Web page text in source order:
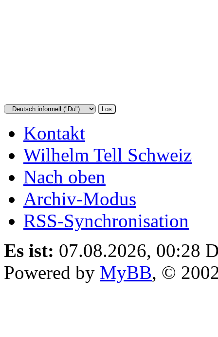
Kontakt
Wilhelm Tell Schweiz
Nach oben
Archiv-Modus
RSS-Synchronisation
Es ist: 07.08.2026, 00:28
Powered by MyBB, ©